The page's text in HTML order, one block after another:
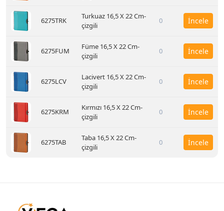
6275TRK
Turkuaz 16,5 X 22 Cm-
çizgili
0 İncele
6275FUM
Füme 16,5 X 22 Cm-
çizgili
0 İncele
6275LCV
Lacivert 16,5 X 22 Cm-
çizgili
0 İncele
6275KRM
Kırmızı 16,5 X 22 Cm-
çizgili
0 İncele
6275TAB
Taba 16,5 X 22 Cm-
çizgili
0 İncele